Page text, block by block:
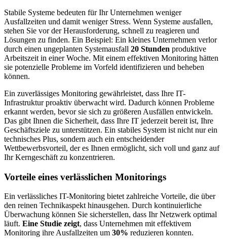
Stabile Systeme bedeuten für Ihr Unternehmen weniger
Ausfallzeiten und damit weniger Stress. Wenn Systeme ausfallen,
stehen Sie vor der Herausforderung, schnell zu reagieren und
Lösungen zu finden. Ein Beispiel: Ein kleines Unternehmen verlor
durch einen ungeplanten Systemausfall 20 Stunden produktive
Arbeitszeit in einer Woche. Mit einem effektiven Monitoring hätten
sie potenzielle Probleme im Vorfeld identifizieren und beheben
können.
Ein zuverlässiges Monitoring gewährleistet, dass Ihre IT-
Infrastruktur proaktiv überwacht wird. Dadurch können Probleme
erkannt werden, bevor sie sich zu größeren Ausfällen entwickeln.
Das gibt Ihnen die Sicherheit, dass Ihre IT jederzeit bereit ist, Ihre
Geschäftsziele zu unterstützen. Ein stabiles System ist nicht nur ein
technisches Plus, sondern auch ein entscheidender
Wettbewerbsvorteil, der es Ihnen ermöglicht, sich voll und ganz auf
Ihr Kerngeschäft zu konzentrieren.
Vorteile eines verlässlichen Monitorings
Ein verlässliches IT-Monitoring bietet zahlreiche Vorteile, die über
den reinen Technikaspekt hinausgehen. Durch kontinuierliche
Überwachung können Sie sicherstellen, dass Ihr Netzwerk optimal
läuft. Eine Studie zeigt, dass Unternehmen mit effektivem
Monitoring ihre Ausfallzeiten um 30% reduzieren konnten.